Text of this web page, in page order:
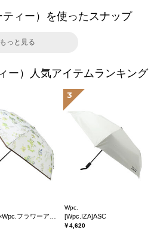
ィー）を使ったスナップ
もっと見る
ー）人気アイテムランキング
3
Wpc.
[Wpc.IZA]ASC
￥4,620